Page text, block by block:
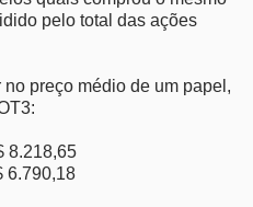
pelo total das ações
preço médio de um papel,
8.218,65
6.790,18